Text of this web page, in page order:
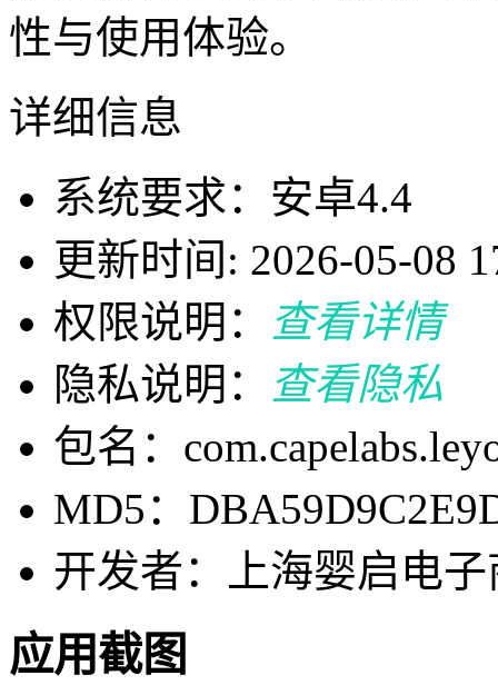
性与使用体验。
详细信息
系统要求：安卓4.4
更新时间: 2026-05-08
权限说明：
查看详情
隐私说明：
查看隐私
包名：
MD5：
开发者：上海婴启电
应用截图